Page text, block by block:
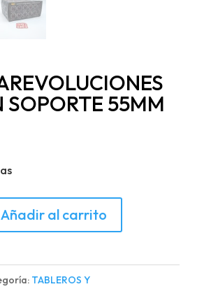
SOPORTE 55MM
Añadir al carrito
TABLEROS Y